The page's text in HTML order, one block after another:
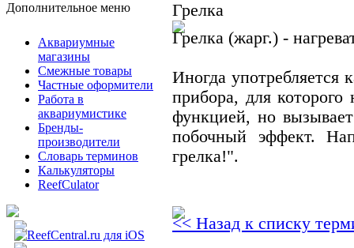
Дополнительное меню
Аквариумные
магазины
Смежные товары
Частные оформители
Работа в
аквариумистике
Бренды-
производители
Словарь терминов
Калькуляторы
ReefCulator
Грелка
Грелка (жарг.) -
Иногда употребляется
прибора, для которого
функцией, но
побочный эффект.
грелка!".
<< Назад к списку